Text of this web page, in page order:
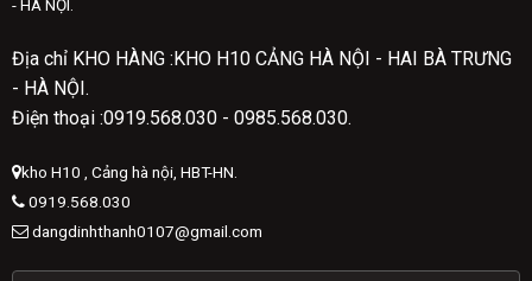
- HÀ NỘI.
Địa chỉ KHO HÀNG :KHO H10 CẢNG HÀ NỘI - HAI BÀ TRƯNG
- HÀ NỘI.
Điện thoại :0919.568.030 - 0985.568.030.
kho H10 , Cảng hà nội, HBT-HN.
0919.568.030
dangdinhthanh0107@gmail.com